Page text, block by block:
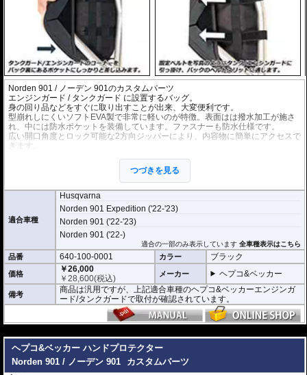
Norden 901 / ノーデン 901のカスタムパーツ
エンジンガード / タンクガード に設置するバッグ。
身の回り品などをすぐに取り出すことが出来、大変便利です。
型崩れしにくいソフトEVA製で非常に軽いのが特徴。表面はは撥水加工が施さ
れ、中には防水ポケットを装備しています。ファスナーも防水仕様です。
広い開口角度とロック可能な2方向ジッパーにより、内容物に簡単にアクセスで
きます。
商品は汎用ですが、下記適合車種のヘプコ&ベッカーエンジンガード/タンクガ
ードで取付が確認されています。
つづきを見る
適合車種
Husqvarna
Norden 901 Expedition ('22-'23)
Norden 901 ('22-'23)
Norden 901 ('22-)
適合の一部のみ表示しています全車種表示はこちら
品番 640-100-0001 カラー ブラック
価格
￥26,000
￥28,600(税込) メーカー ヘプコ&ベッカー
備考
商品は汎用ですが、上記適合車種のヘプコ&ベッカーエンジンガ
ード/タンクガードで取付が確認されています。
ヘプコ&ベッカー ハンドプロテクター
Norden 901 / ノーデン 901
カスタムパーツ